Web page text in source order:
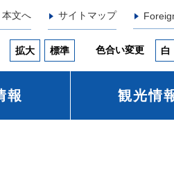
本文へ サイトマップ
拡大 標準 色合い変更 白
報 観光情